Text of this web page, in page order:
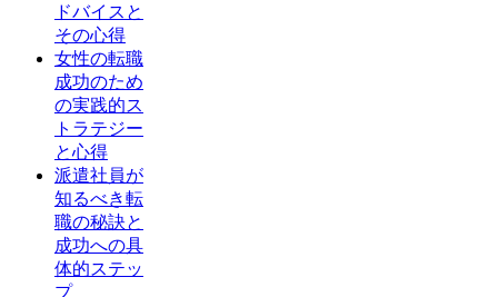
ドバイスと
その心得
女性の転職
成功のため
の実践的ス
トラテジー
と心得
派遣社員が
知るべき転
職の秘訣と
成功への具
体的ステッ
プ